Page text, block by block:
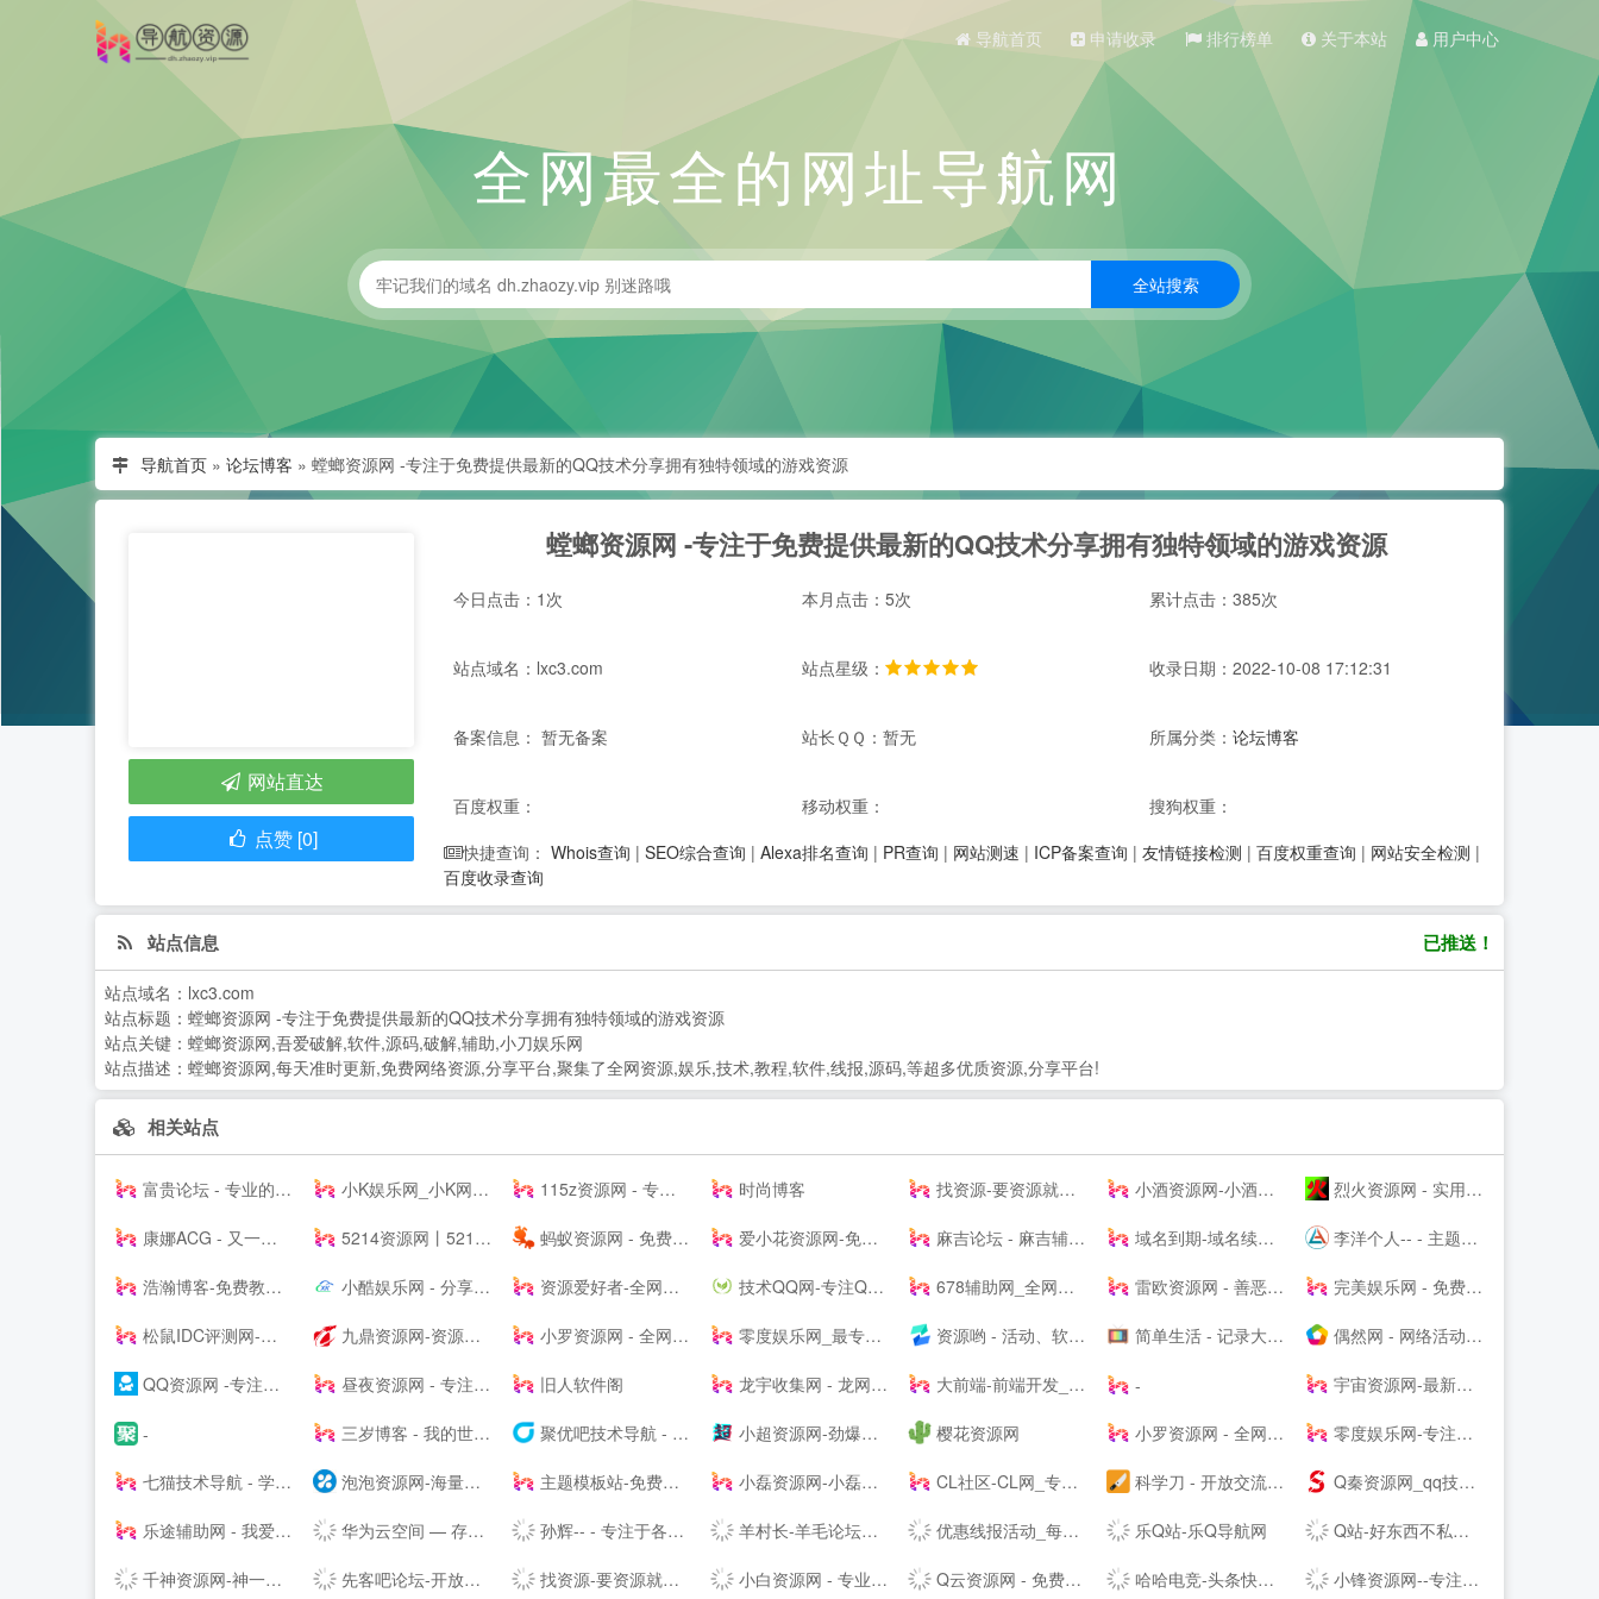
导航首页 申请收录 排行榜单 关于本站 用户中心
全网最全的网址导航网
导航首页 » 论坛博客 » 螳螂资源网 -专注于免费提供最新的QQ技术分享拥有独特领域的游戏资源
螳螂资源网 -专注于免费提供最新的QQ技术分享拥有独特领域的游戏资源
今日点击：1次 本月点击：5次 累计点击：385次
站点域名：lxc3.com 站点星级： 收录日期：2022-10-08 17:12:31
备案信息： 暂无备案 站长ＱＱ：暂无 所属分类：论坛博客
百度权重： 移动权重： 搜狗权重：
快捷查询： Whois查询 | SEO综合查询 | Alexa排名查询 | PR查询 | 网站测速 | ICP备案查询 | 友情链接检测 | 百度权重查询 | 网站安全检测 |
百度收录查询
网站直达
点赞 [0]
站点信息 已推送！
站点域名： lxc3.com
站点标题： 螳螂资源网 -专注于免费提供最新的QQ技术分享拥有独特领域的游戏资源
站点关键： 螳螂资源网,吾爱破解,软件,源码,破解,辅助,小刀娱乐网
站点描述： 螳螂资源网,每天准时更新,免费网络资源,分享平台,聚集了全网资源,娱乐,技术,教程,软件,线报,源码,等超多优质资源,分享平台!
相关站点
富贵论坛 - 专业的虚拟物品交易论坛，QQ号，YY号，手机号，邮箱，游戏帐号交易 - FGBBS.NET 小K娱乐网_小K网-QQ活动_资源分享-源码基地-网赚项目-安卓绿色软件基地 115z资源网 - 专注网络资源快速下载 时尚博客 找资源-要资源就上找资源|专业提供,免费资源,活动资源,源码资源,励志打造全网最好最全的资源大全 - 小酒资源网-小酒专业分享技术术教程 烈火资源网 - 实用并且丰富的资源大全
康娜ACG - 又一个二次元聚集站点 5214资源网丨5214辅助网丨5214商铺丨游戏辅助网丨辅助网 蚂蚁资源网 - 免费游戏辅助,软件,活动,技术教程分享平台_小刀娱乐网_我爱辅助网_善恶资源网！ 爱小花资源网-免费分享好资源-小花资源网-应有尽有！ 麻吉论坛 - 麻吉辅助,麻吉资源,我爱资源网,麻吉娱乐网,辅助网,破解软件分享,最全面的免费资源论坛 - www.k7788.cn 域名到期-域名续费提醒 李洋个人-- - 主题模板制作_企业网站搭建_SEO排名优化等多元化服务的个人--网站（Talklee空间）
浩瀚博客-免费教程资源网 小酷娱乐网 - 分享永无止境!娱乐,技术,教程,软件网络资源网 资源爱好者-全网资源一网打尽！ 技术QQ网-专注QQ及微信红包活动_QQ新闻资讯_QQ软件下载 678辅助网_全网最大免费软件,资源教程,游戏辅助资源网_单机游戏 雷欧资源网 - 善恶资源网,辅助网,678辅助网,小刀娱乐网,破解软件分享,最全面的免费资源平台! 完美娱乐网 - 免费活动福利等分享平台
松鼠IDC评测网-服务器_云服务器_主机_优惠_促销_测评 九鼎资源网-资源分享-源码基地-综合优质网络资源收集分享 小罗资源网 - 全网最精免费优质资源,活动线报,实用软件,技术教程等内容 零度娱乐网_最专业的资源收集分享平台_破解软件教程源码分享|易语言源码|线报乐园|最专业的技术网站|最新QQ资讯 资源哟 - 活动、软件、教程 - 综合资源聚合平台 简单生活 - 记录大熊和小婷生活点滴的夫妻-- 偶然网 - 网络活动资讯共享平台
QQ资源网 -专注分享网络优质资源 昼夜资源网 - 专注活动，软件，教程分享！总之就是网络那些事。 旧人软件阁 龙宇收集网 - 龙网专注分享免费龙宇网优质资源并收集网络中各种绿色软件 大前端-前端开发_主机测评推荐 - 宇宙资源网-最新副业项目推荐-网络赚钱课程分享-创业商机-新媒体运营-资源整合-创业项目
- 三岁博客 - 我的世界只有你懂 聚优吧技术导航 - 汇聚国内优质资源技术教程网站 小超资源网-劲爆游戏辅助网_我爱辅助网_专注分享绿色软件 樱花资源网 小罗资源网 - 全网最精免费优质资源,软件,技术等分享 零度娱乐网-专注绿色软件与网络技术分享
七猫技术导航 - 学技术,找资源,从这里开始 泡泡资源网-海量精品资源持续推送 专业可靠的网络知识服务平台 主题模板站-免费模板,免费源码,PHP源码,网站模板,插件软件资源分享平台! 小磊资源网-小磊技术网_软件库_爱收集分享各种破解软件。 CL社区-CL网_专注于全网-挂机项目-免费项目-赚钱项目-游戏搬砖项目-活动线报-源码基地-副业-活动-软件-教程-致力于全网付费项目揭秘分享 科学刀 - 开放交流，共享精神，走进科学刀论坛 Q秦资源网_qq技术网_古圣资源网_乔合软件库_爱收集资源网_qq业务乐园_小刀娱乐网_qq资源网_流氓资源网_qq教程网-好东西不私藏我们专注分享
乐途辅助网 - 我爱辅助网_678辅助网-找辅助上乐途-最大游戏辅助网-热门辅助资源网 华为云空间 — 存于云间，尽享精彩 孙辉-- - 专注于各种焊接设备、电动缸营销和焊接技术分享交流-后花园笔记 羊村长-羊毛论坛，开放交流，共享精神，让你的钱包鼓起来！ - Powered by Discuz! 优惠线报活动_每日一手福利线报活动_优惠券领取app-线报惠社区 乐Q站-乐Q导航网 Q站-好东西不私藏 乐于分享-关注QQ最新动态,掌握QQ第一资讯,分享最具价值内容
千神资源网-神一样的资源分享|游戏交流论坛 先客吧论坛-开放交流-极致分享 找资源-要资源就上找资源|专业提供,免费资源,活动资源,源码资源,励志打造全网最好最全的资源大全- 小白资源网 - 专业免费分享QQ技术资源，优质教程,辅助,QQ技术,以及其他日常信息,好货不私藏! Q云资源网 - 免费资源搜集分享平台! 哈哈电竞-头条快讯网，综合商业资讯报道 小锋资源网--专注于优质资源分享,每天更新大量原创技术教程,线报活动,QQ技术、QQ资源、微信资源、宅男福利、网络热门、破解软件等...